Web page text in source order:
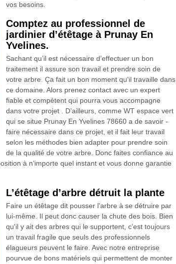
vos besoins.
Comptez au professionnel de
jardinier d’étêtage à Prunay En
Yvelines.
Sachant qu’il est nécessaire d’effectuer un bon
traitement il assure son travail et prendre soin de
votre arbre. Ça fait un bon moment qu’il travaille dans
ce domaine. Alors prenez contact avec un expert
fiable et compètent qui pourra vous accompagne
dans votre projet . D’ailleurs, comme WT espace vert
qui se situe Prunay En Yvelines 78660 a de savoir -
faire nécessaire dans ce projet, et il fait leur travail
selon les méthodes bien adapter pour prendre soin
de la qualité de votre arbre. Donc faites confiance au
à n’importe quel instant et vous donne garantie
L’étêtage d’arbre détruit la plante
Faire un étêtage dit pousser l'arbre à se détruire par
lui-même. Il peut donc causer la chute des bois. Bien
qu'il y ait des arbres qui le supportent, c’est toujours
un travail fragile que seuls des professionnels
élagueurs peuvent le faire. Avec notre entreprise
pourvue de bons matériels qui permettent de monter